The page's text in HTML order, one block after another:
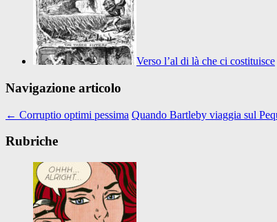
Verso l’al di là che ci costituisce
Navigazione articolo
← Corruptio optimi pessima Quando Bartleby viaggia sul
Rubriche